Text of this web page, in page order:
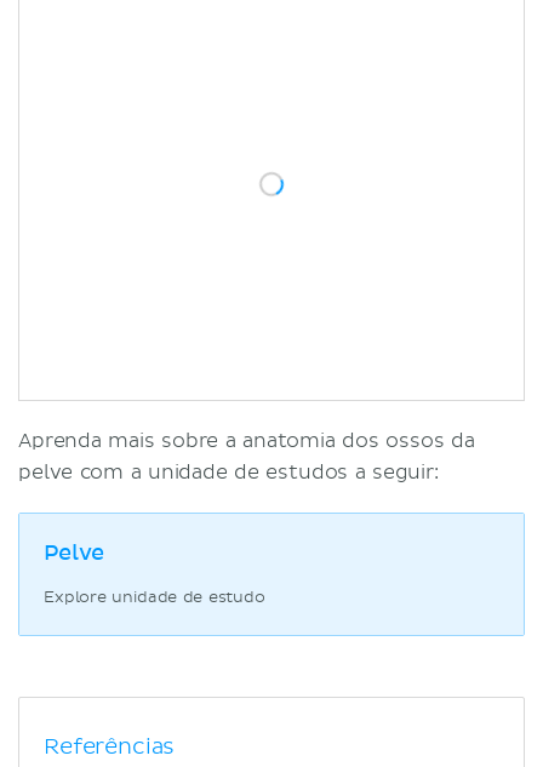
Aprenda mais sobre a anatomia dos ossos da
pelve com a unidade de estudos a seguir:
Pelve
Explore unidade de estudo
Referências